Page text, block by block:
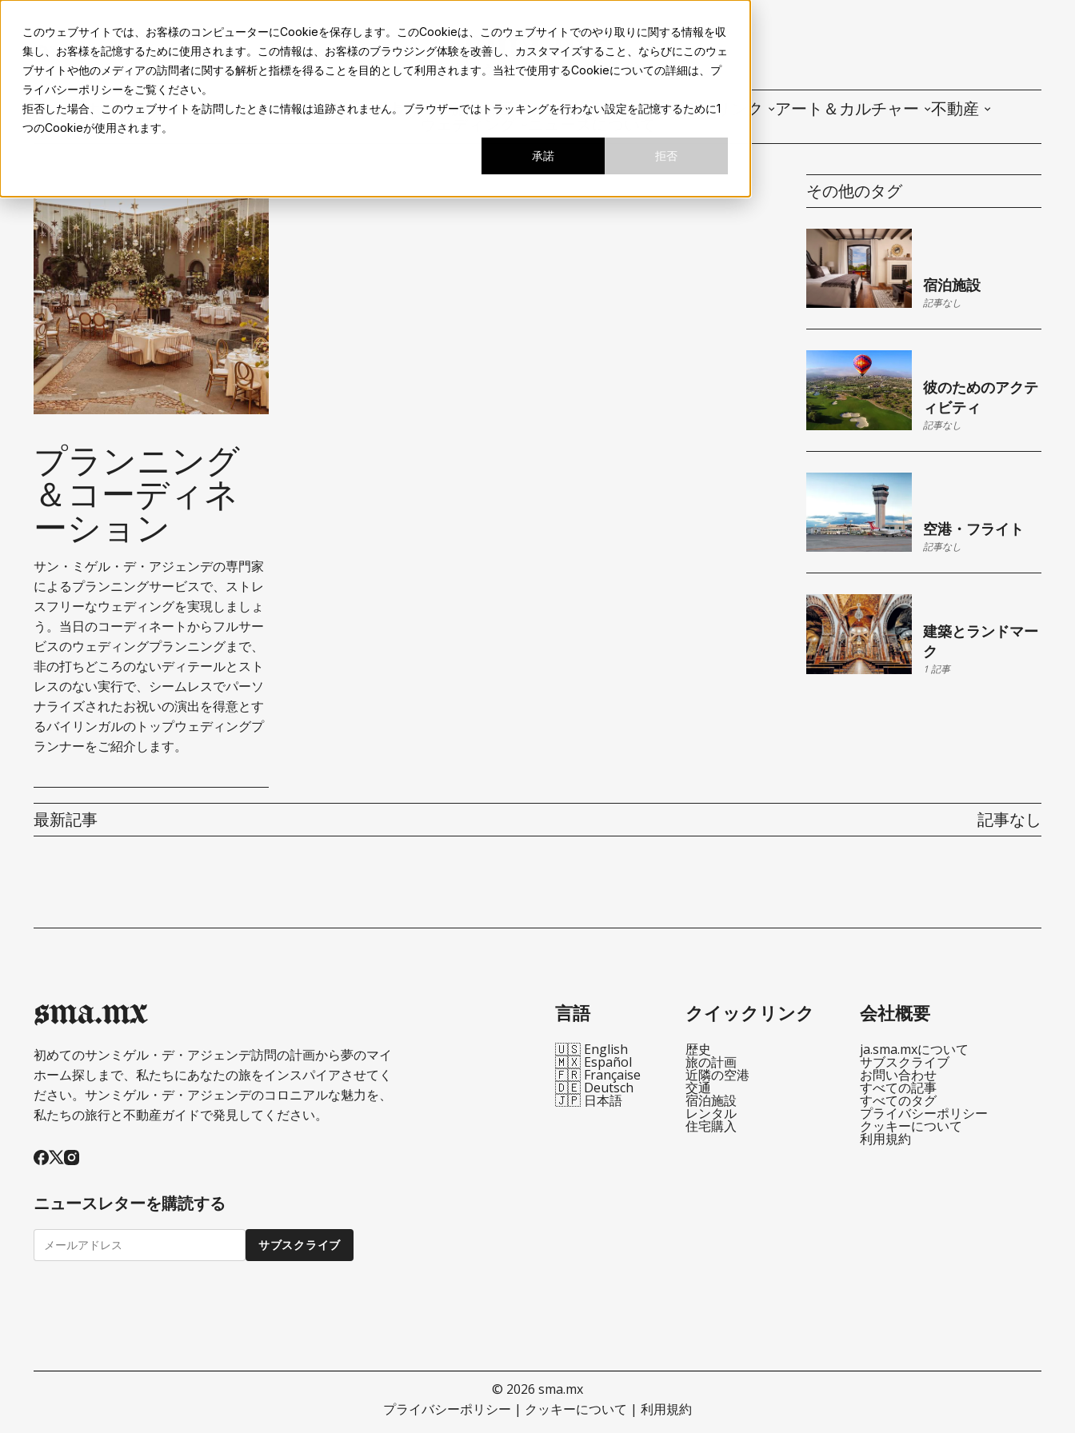
このウェブサイトでは、お客様のコンピューターにCookieを保存します。このCookieは、このウェブサイトでのやり取りに関する情報を収
集し、お客様を記憶するために使用されます。この情報は、お客様のブラウジング体験を改善し、カスタマイズすること、ならびにこのウェ
ブサイトや他のメディアの訪問者に関する解析と指標を得ることを目的として利用されます。当社で使用するCookieについての詳細は、プ
ライバシーポリシーをご覧ください。
拒否した場合、このウェブサイトを訪問したときに情報は追跡されません。ブラウザーではトラッキングを行わない設定を記憶するために1
つのCookieが使用されます。
承諾 拒否
sma.mx
地元の人のようにサンミゲルの魅力を体験しよう。
ホーム📩 購読する🇯🇵 Language SMAを発見する 旅の計画 やるべきこと フード＆ドリンク アート＆カルチャー 不動産
プランニング
＆コーディネ
ーション
サン・ミゲル・デ・アジェンデの専門家
によるプランニングサービスで、ストレ
スフリーなウェディングを実現しましょ
う。当日のコーディネートからフルサー
ビスのウェディングプランニングまで、
非の打ちどころのないディテールとスト
レスのない実行で、シームレスでパーソ
ナライズされたお祝いの演出を得意とす
るバイリンガルのトップウェディングプ
ランナーをご紹介します。
その他のタグ
宿泊施設
記事なし
彼のためのアクテ
ィビティ
記事なし
空港・フライト
記事なし
建築とランドマー
ク
1 記事
最新記事 記事なし
sma.mx
初めてのサンミゲル・デ・アジェンデ訪問の計画から夢のマイ
ホーム探しまで、私たちにあなたの旅をインスパイアさせてく
ださい。サンミゲル・デ・アジェンデのコロニアルな魅力を、
私たちの旅行と不動産ガイドで発見してください。
ニュースレターを購読する
サブスクライブ
言語
🇺🇸 English
🇲🇽 Español
🇫🇷 Française
🇩🇪 Deutsch
🇯🇵 日本語
クイックリンク
歴史
旅の計画
近隣の空港
交通
宿泊施設
レンタル
住宅購入
会社概要
ja.sma.mxについて
サブスクライブ
お問い合わせ
すべての記事
すべてのタグ
プライバシーポリシー
クッキーについて
利用規約
© 2026 sma.mx
プライバシーポリシー | クッキーについて | 利用規約